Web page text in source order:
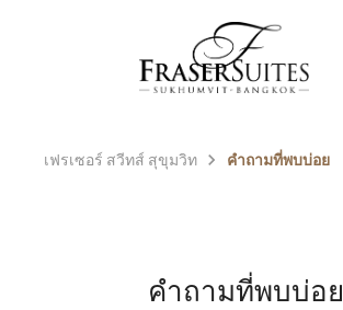
เฟรเซอร์ สวีทส์ สุขุมวิท คำถามที่พบบ่อย
คำถามที่พบบ่อย